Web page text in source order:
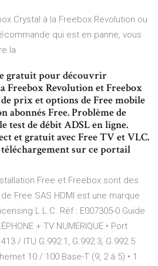
Crystal à la Freebox Revolution ou
qui est en panne, vous
la
gratuit pour découvrir
Freebox Revolution et Freebox
prix et options de Free mobile
abonnés Free. Problème de
test de débit ADSL en ligne.
et gratuit avec Free TV et VLC.
sur ce portail
Free et Freebox sont des
Free SAS HDMI est une marque
L.L.C. Réf : E007305-0 Guide
+ TV NUMERIQUE • Port
/ ITU G.992.1, G.992.3, G.992.5
10 / 100 Base-T (9, 2 à 5) • 1